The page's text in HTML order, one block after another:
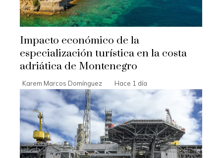
Impacto económico de la
especialización turística en la costa
adriática de Montenegro
Karem Marcos Domínguez Hace 1 día